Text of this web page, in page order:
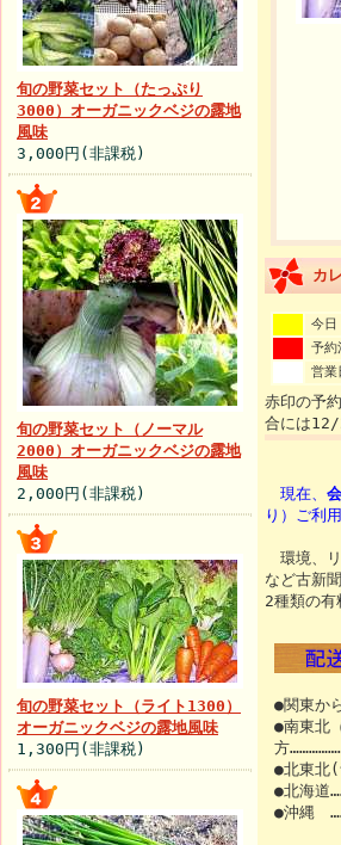
旬の野菜セット（たっぷり
3000）オーガニックベジの露地
風味
3,000円(非課税)
旬の野菜セット（ノーマル
2000）オーガニックベジの露地
風味
2,000円(非課税)
旬の野菜セット（ライト1300）
オーガニックベジの露地風味
1,300円(非課税)
カ
今日
予約
営業
赤印の予
合には12/
現在、
り）ご利
環境、リ
など古新
2種類の有
●関東か
●南東北
方
●北東北
●北海
●沖縄